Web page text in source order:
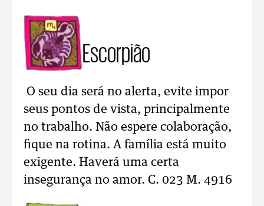
Escorpião
O seu dia será no alerta, evite impor
seus pontos de vista, principalmente
no trabalho. Não espere colaboração,
fique na rotina. A família está muito
exigente. Haverá uma certa
insegurança no amor. C. 023 M. 4916